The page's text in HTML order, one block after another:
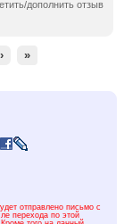
дополнить отзыв
› »
отправлено письмо с
перехода по этой